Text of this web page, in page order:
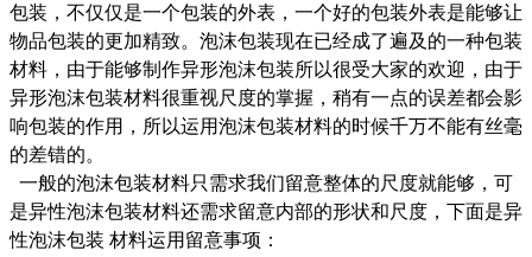
包装，不仅仅是一个包装的外表，一个好的包装外表是能够让
物品包装的更加精致。泡沫包装现在已经成了遍及的一种包装
材料，由于能够制作异形泡沫包装所以很受大家的欢迎，由于
异形泡沫包装材料很重视尺度的掌握，稍有一点的误差都会影
响包装的作用，所以运用泡沫包装材料的时候千万不能有丝毫
的差错的。
一般的泡沫包装材料只需求我们留意整体的尺度就能够，可
是异性泡沫包装材料还需求留意内部的形状和尺度，下面是异
性泡沫包装 材料运用留意事项：